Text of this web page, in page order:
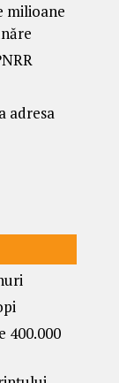
milioane
adresa
400.000